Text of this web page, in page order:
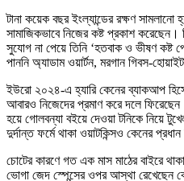
টানা কয়েক বছর ইংল্যান্ডের রক্ষণ সামলানো
সামাজিকভাবে নিজের কষ্ট প্রকাশ
সুযোগ না পেয়ে তিনি ‘হতবাক ও ভীষণ কষ্ট
পাননি অ্যাডাম ওয়ার্টন, মরগান গিবস-
ইউরো ২০২৪-এ হ্যারি কেনের ব্যাকআপ
আবারও নিজেদের প্রমাণ করে দলে
হয়ে গোলবন্যা বইয়ে দেওয়া টনিকে নিয়ে
দুর্দান্ত ফর্মে থাকা ওয়াটকিন্সও কেনের
চোটের কারণে গত এক মাস মাঠের বাইরে
ভোগা জেদ স্পেন্সের ওপর আস্থা